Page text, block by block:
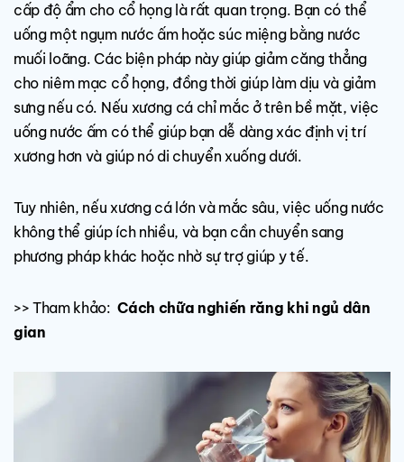
cấp độ ẩm cho cổ họng là rất quan trọng. Bạn có thể
uống một ngụm nước ấm hoặc súc miệng bằng nước
muối loãng. Các biện pháp này giúp giảm căng thẳng
cho niêm mạc cổ họng, đồng thời giúp làm dịu và giảm
sưng nếu có. Nếu xương cá chỉ mắc ở trên bề mặt, việc
uống nước ấm có thể giúp bạn dễ dàng xác định vị trí
xương hơn và giúp nó di chuyển xuống dưới.
Tuy nhiên, nếu xương cá lớn và mắc sâu, việc uống nước
không thể giúp ích nhiều, và bạn cần chuyển sang
phương pháp khác hoặc nhờ sự trợ giúp y tế.
>> Tham khảo:Cách chữa nghiến răng khi ngủ dân
gian